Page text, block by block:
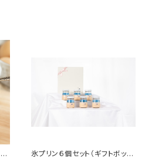
氷プリン６個セット（ギフトボック